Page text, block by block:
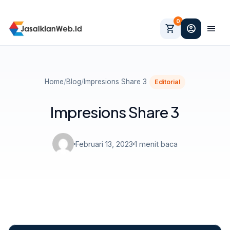
shopping_cart
0
account_circle menu
Home/Blog/Impresions Share 3 Editorial
Impresions Share 3
Februari 13, 2023 1 menit baca